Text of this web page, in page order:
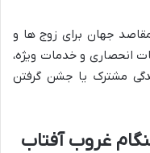
مقاصد جهان برای زوج ها و
انحصاری و خدمات ویژه،
مشترک یا جشن گرفتن
غروب آفتاب